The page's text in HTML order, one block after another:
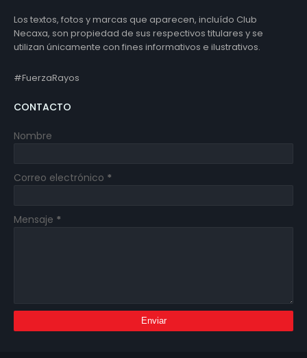
Los textos, fotos y marcas que aparecen, incluído Club
Necaxa, son propiedad de sus respectivos titulares y se
utilizan únicamente con fines informativos e ilustrativos.
#FuerzaRayos
CONTACTO
Nombre
Correo electrónico *
Mensaje *